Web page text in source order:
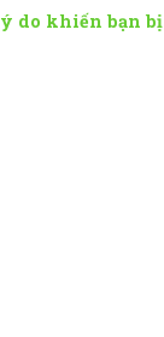
do khiến bạn bị